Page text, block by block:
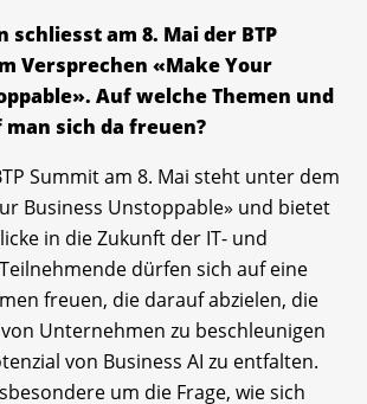
schliesst am 8. Mai der BTP
Versprechen «Make Your
Auf welche Themen und
sich da freuen?
Summit am 8. Mai steht unter dem
Business Unstoppable» und bietet
in die Zukunft der IT- und
dürfen sich auf eine
freuen, die darauf abzielen, die
Unternehmen zu beschleunigen
von Business AI zu entfalten.
um die Frage, wie sich